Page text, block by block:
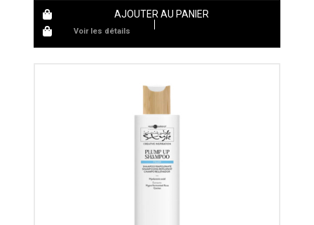
AJOUTER AU PANIER
Voir les détails